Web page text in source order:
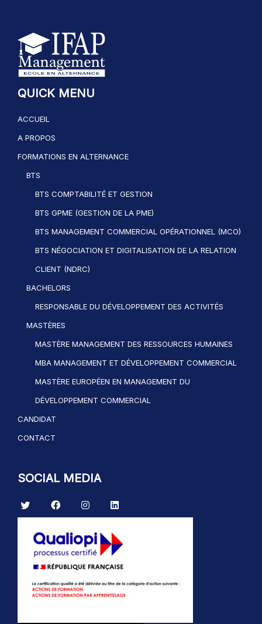
QUICK MENU
ACCUEIL
A PROPOS
FORMATIONS EN ALTERNANCE
BTS
BTS COMPTABILITÉ ET GESTION
BTS GPME (GESTION DE LA PME)
BTS MANAGEMENT COMMERCIAL OPÉRATIONNEL (MCO)
BTS NÉGOCIATION ET DIGITALISATION DE LA RELATION
CLIENT (NDRC)
BACHELORS
RESPONSABLE DU DÉVELOPPEMENT DES ACTIVITÉS
MASTÈRES
MASTÈRE MANAGEMENT DES RESSOURCES HUMAINES
MBA MANAGEMENT ET DÉVELOPPEMENT COMMERCIAL
MASTÈRE EUROPÉEN EN MANAGEMENT DU
DÉVELOPPEMENT COMMERCIAL
CANDIDAT
CONTACT
SOCIAL MEDIA